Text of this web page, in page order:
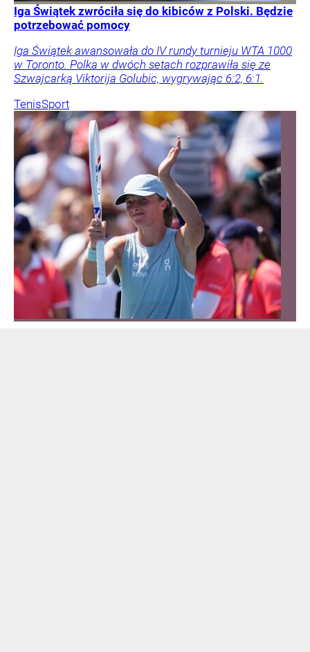
Iga Świątek zwróciła się do kibiców z Polski. Będzie
potrzebować pomocy
Iga Świątek awansowała do IV rundy turnieju WTA 1000
w Toronto. Polka w dwóch setach rozprawiła się ze
Szwajcarką Viktorija Golubic, wygrywając 6:2, 6:1.
TenisSport